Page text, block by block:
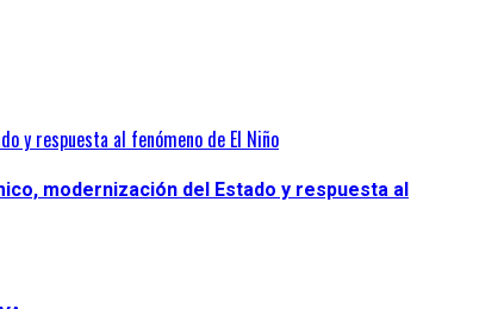
y respuesta al fenómeno de El Niño
modernización del Estado y respuesta al